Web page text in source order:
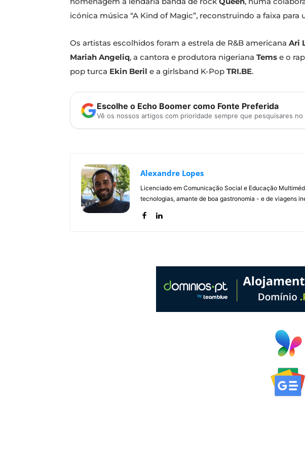
icónica música “A Kind of Magic”, reconstruindo a faixa para
Os artistas escolhidos foram a estrela de R&B americana Ari
Mariah Angeliq, a cantora e produtora nigeriana Tems e o
pop turca Ekin Beril e a girlsband K-Pop TRI.BE.
Escolhe o Echo Boomer como Fonte Preferida
Vê os nossos artigos com prioridade sempre que pesquisares no
Alexandre Lopes
Licenciado em Comunicação Social e Educação
tecnologias, amante de boa gastronomia - e de viagens